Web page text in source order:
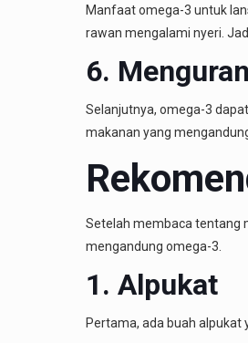
Manfaat omega-3 untuk
rawan mengalami nyeri.
6.
Selanjutnya, omega-3
makanan yang
Setelah membaca tentang
mengandung omega-3.
1. Alpukat
Pertama, ada buah alpukat